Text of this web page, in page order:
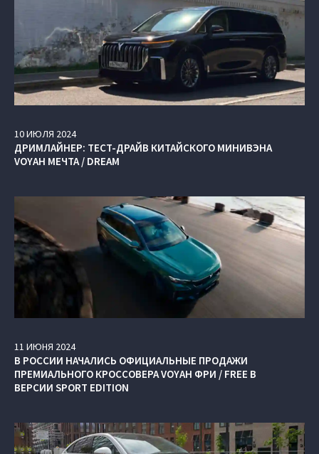
10ИЮЛЯ 2024
ДРИМЛАЙНЕР: ТЕСТ-ДРАЙВ КИТАЙСКОГО МИНИВЭНА
VOYAH МЕЧТА / DREAM
11 ИЮНЯ 2024
В РОССИИ НАЧАЛИСЬ ОФИЦИАЛЬНЫЕ ПРОДАЖИ
ПРЕМИАЛЬНОГО КРОССОВЕРА VOYAH ФРИ / FREE В
ВЕРСИИ SPORT EDITION